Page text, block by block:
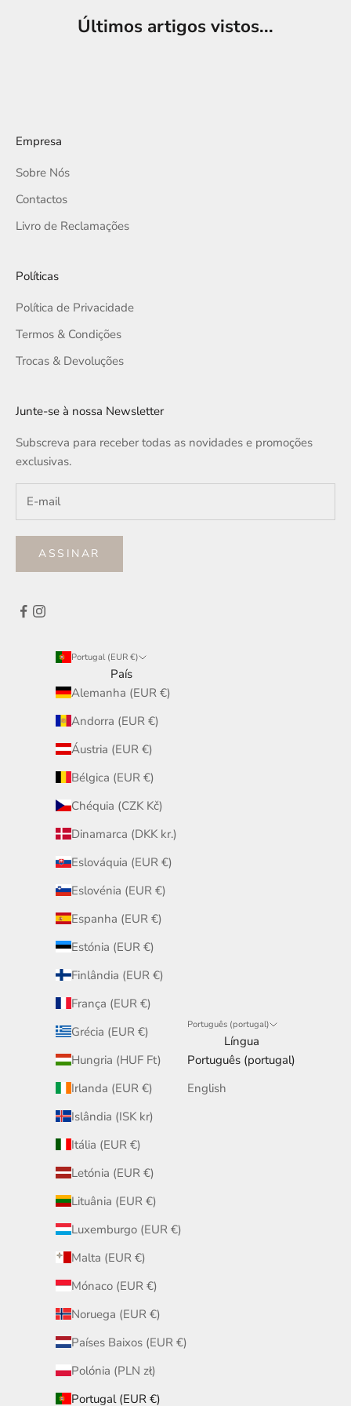
Últimos artigos vistos...
Empresa
Sobre Nós
Contactos
Livro de Reclamações
Políticas
Política de Privacidade
Termos & Condições
Trocas & Devoluções
Junte-se à nossa Newsletter
Subscreva para receber todas as novidades e promoções
exclusivas.
ASSINAR
Portugal (EUR €)
País
Alemanha (EUR €)
Andorra (EUR €)
Áustria (EUR €)
Bélgica (EUR €)
Chéquia (CZK Kč)
Dinamarca (DKK kr.)
Eslováquia (EUR €)
Eslovénia (EUR €)
Espanha (EUR €)
Estónia (EUR €)
Finlândia (EUR €)
França (EUR €)
Grécia (EUR €)
Hungria (HUF Ft)
Irlanda (EUR €)
Islândia (ISK kr)
Itália (EUR €)
Letónia (EUR €)
Lituânia (EUR €)
Luxemburgo (EUR €)
Malta (EUR €)
Mónaco (EUR €)
Noruega (EUR €)
Países Baixos (EUR €)
Polónia (PLN zł)
Portugal (EUR €)
Português (portugal)
Língua
Português (portugal)
English